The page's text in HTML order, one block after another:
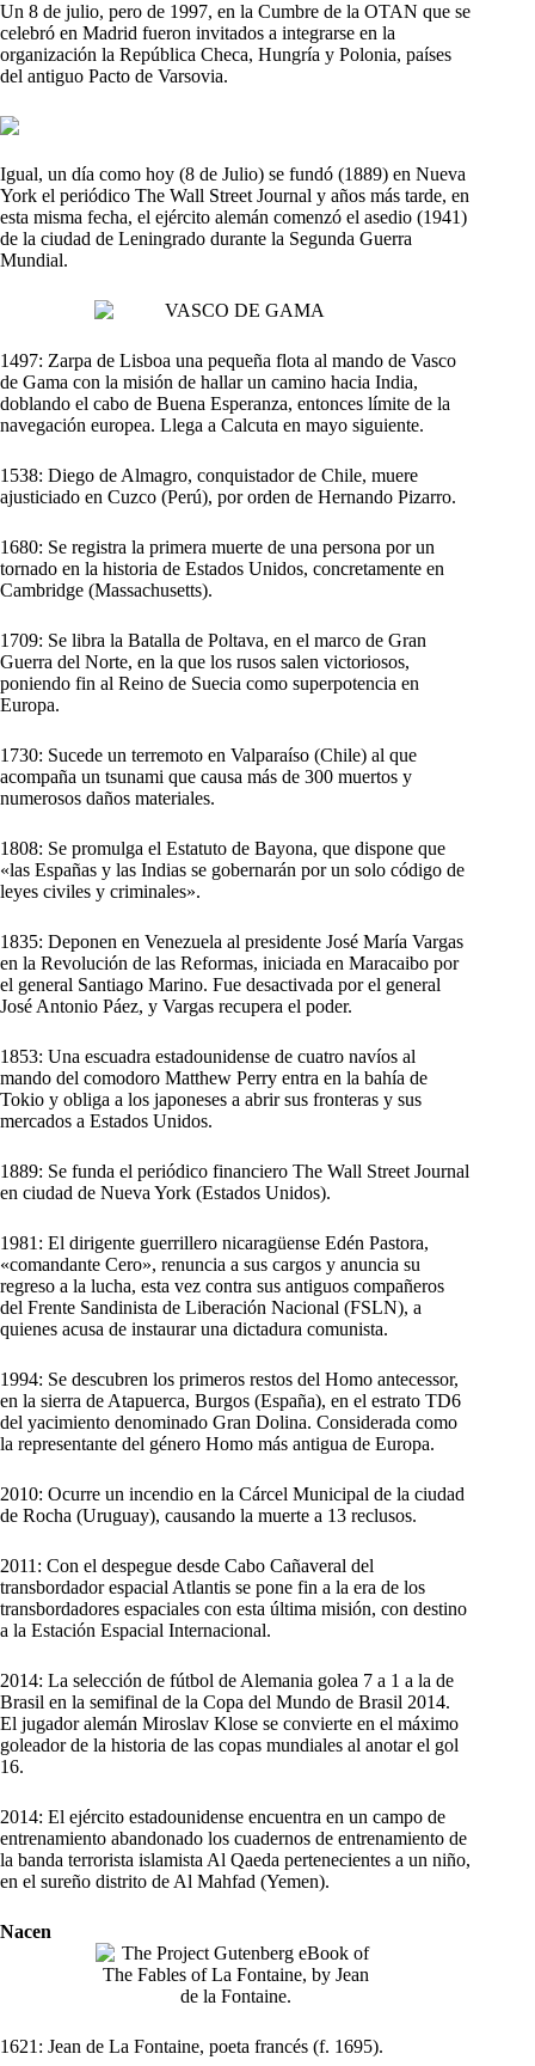
Un 8 de julio, pero de 1997, en la Cumbre de la OTAN que se
celebró en Madrid fueron invitados a integrarse en la
organización la República Checa, Hungría y Polonia, países
del antiguo Pacto de Varsovia.
Igual, un día como hoy (8 de Julio) se fundó (1889) en Nueva
York el periódico The Wall Street Journal y años más tarde, en
esta misma fecha, el ejército alemán comenzó el asedio (1941)
de la ciudad de Leningrado durante la Segunda Guerra
Mundial.
1497: Zarpa de Lisboa una pequeña flota al mando de Vasco
de Gama con la misión de hallar un camino hacia India,
doblando el cabo de Buena Esperanza, entonces límite de la
navegación europea. Llega a Calcuta en mayo siguiente.
1538: Diego de Almagro, conquistador de Chile, muere
ajusticiado en Cuzco (Perú), por orden de Hernando Pizarro.
1680: Se registra la primera muerte de una persona por un
tornado en la historia de Estados Unidos, concretamente en
Cambridge (Massachusetts).
1709: Se libra la Batalla de Poltava, en el marco de Gran
Guerra del Norte, en la que los rusos salen victoriosos,
poniendo fin al Reino de Suecia como superpotencia en
Europa.
1730: Sucede un terremoto en Valparaíso (Chile) al que
acompaña un tsunami que causa más de 300 muertos y
numerosos daños materiales.
1808: Se promulga el Estatuto de Bayona, que dispone que
«las Españas y las Indias se gobernarán por un solo código de
leyes civiles y criminales».
1835: Deponen en Venezuela al presidente José María Vargas
en la Revolución de las Reformas, iniciada en Maracaibo por
el general Santiago Marino. Fue desactivada por el general
José Antonio Páez, y Vargas recupera el poder.
1853: Una escuadra estadounidense de cuatro navíos al
mando del comodoro Matthew Perry entra en la bahía de
Tokio y obliga a los japoneses a abrir sus fronteras y sus
mercados a Estados Unidos.
1889: Se funda el periódico financiero The Wall Street Journal
en ciudad de Nueva York (Estados Unidos).
1981: El dirigente guerrillero nicaragüense Edén Pastora,
«comandante Cero», renuncia a sus cargos y anuncia su
regreso a la lucha, esta vez contra sus antiguos compañeros
del Frente Sandinista de Liberación Nacional (FSLN), a
quienes acusa de instaurar una dictadura comunista.
1994: Se descubren los primeros restos del Homo antecessor,
en la sierra de Atapuerca, Burgos (España), en el estrato TD6
del yacimiento denominado Gran Dolina. Considerada como
la representante del género Homo más antigua de Europa.
2010: Ocurre un incendio en la Cárcel Municipal de la ciudad
de Rocha (Uruguay), causando la muerte a 13 reclusos.
2011: Con el despegue desde Cabo Cañaveral del
transbordador espacial Atlantis se pone fin a la era de los
transbordadores espaciales con esta última misión, con destino
a la Estación Espacial Internacional.
2014: La selección de fútbol de Alemania golea 7 a 1 a la de
Brasil en la semifinal de la Copa del Mundo de Brasil 2014.
El jugador alemán Miroslav Klose se convierte en el máximo
goleador de la historia de las copas mundiales al anotar el gol
16.
2014: El ejército estadounidense encuentra en un campo de
entrenamiento abandonado los cuadernos de entrenamiento de
la banda terrorista islamista Al Qaeda pertenecientes a un niño,
en el sureño distrito de Al Mahfad (Yemen).
Nacen
1621: Jean de La Fontaine, poeta francés (f. 1695).